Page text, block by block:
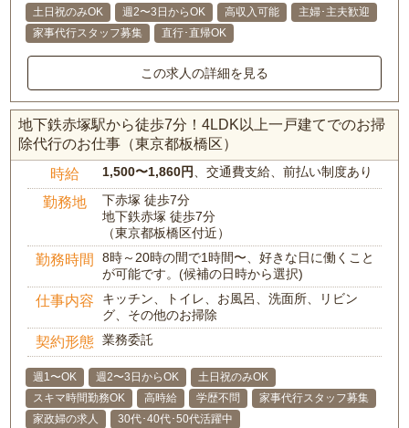
土日祝のみOK 週2〜3日からOK 高収入可能
主婦･主夫歓迎
家事代行スタッフ募集
直行･直帰OK
この求人の詳細を見る
地下鉄赤塚駅から徒歩7分！4LDK以上一戸建てでのお掃
除代行のお仕事（東京都板橋区）
時給 1,500〜1,860円、交通費支給、前払い制度あり
勤務地
下赤塚 徒歩7分
地下鉄赤塚 徒歩7分
（東京都板橋区付近）
勤務時間
8時～20時の間で1時間〜、好きな日に働くこと
が可能です。(候補の日時から選択)
仕事内容
キッチン、トイレ、お風呂、洗面所、リビン
グ、その他のお掃除
契約形態 業務委託
週1〜OK 週2〜3日からOK
土日祝のみOK
スキマ時間勤務OK
高時給 学歴不問
家事代行スタッフ募集
家政婦の求人
30代･40代･50代活躍中